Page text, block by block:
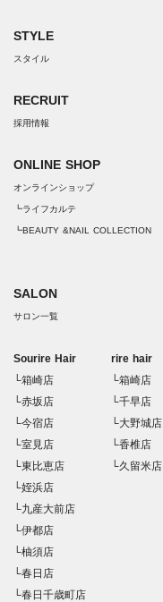
STYLE
スタイル
RECRUIT
採用情報
ONLINE SHOP
オンラインショップ
┗ライフカルテ
┗BEAUTY &NAIL COLLECTION
SALON
サロン一覧
Sourire Hair
└箱崎店
└赤坂店
└今宿店
└室見店
└東比恵店
└姪浜店
└九産大前店
└伊都店
└柚須店
└春日店
└春日千歳町店
rire hair
└箱崎店
└千早店
└大野城店
└香椎店
└久留米店